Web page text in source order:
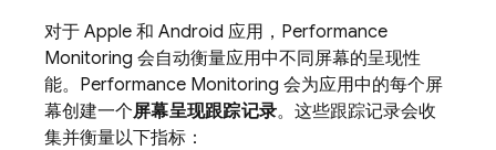
对于 Apple 和 Android 应用， Performance
Monitoring 会自动衡量应用中不同屏幕的呈现性
能。 Performance Monitoring 会为应用中的每个屏
幕创建一个屏幕呈现跟踪记录。这些跟踪记录会收
集并衡量以下指标：